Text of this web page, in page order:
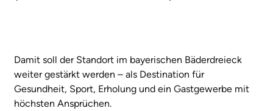
Damit soll der Standort im bayerischen Bäderdreieck
weiter gestärkt werden – als Destination für
Gesundheit, Sport, Erholung und ein Gastgewerbe mit
höchsten Ansprüchen.